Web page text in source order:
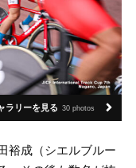
ラリーを見る 30 photos
裕成（シエルブルー